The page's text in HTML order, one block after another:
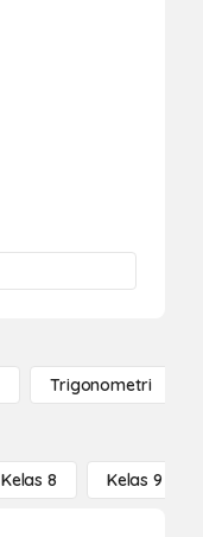
Trigonometri
Kelas 8 Kelas 9